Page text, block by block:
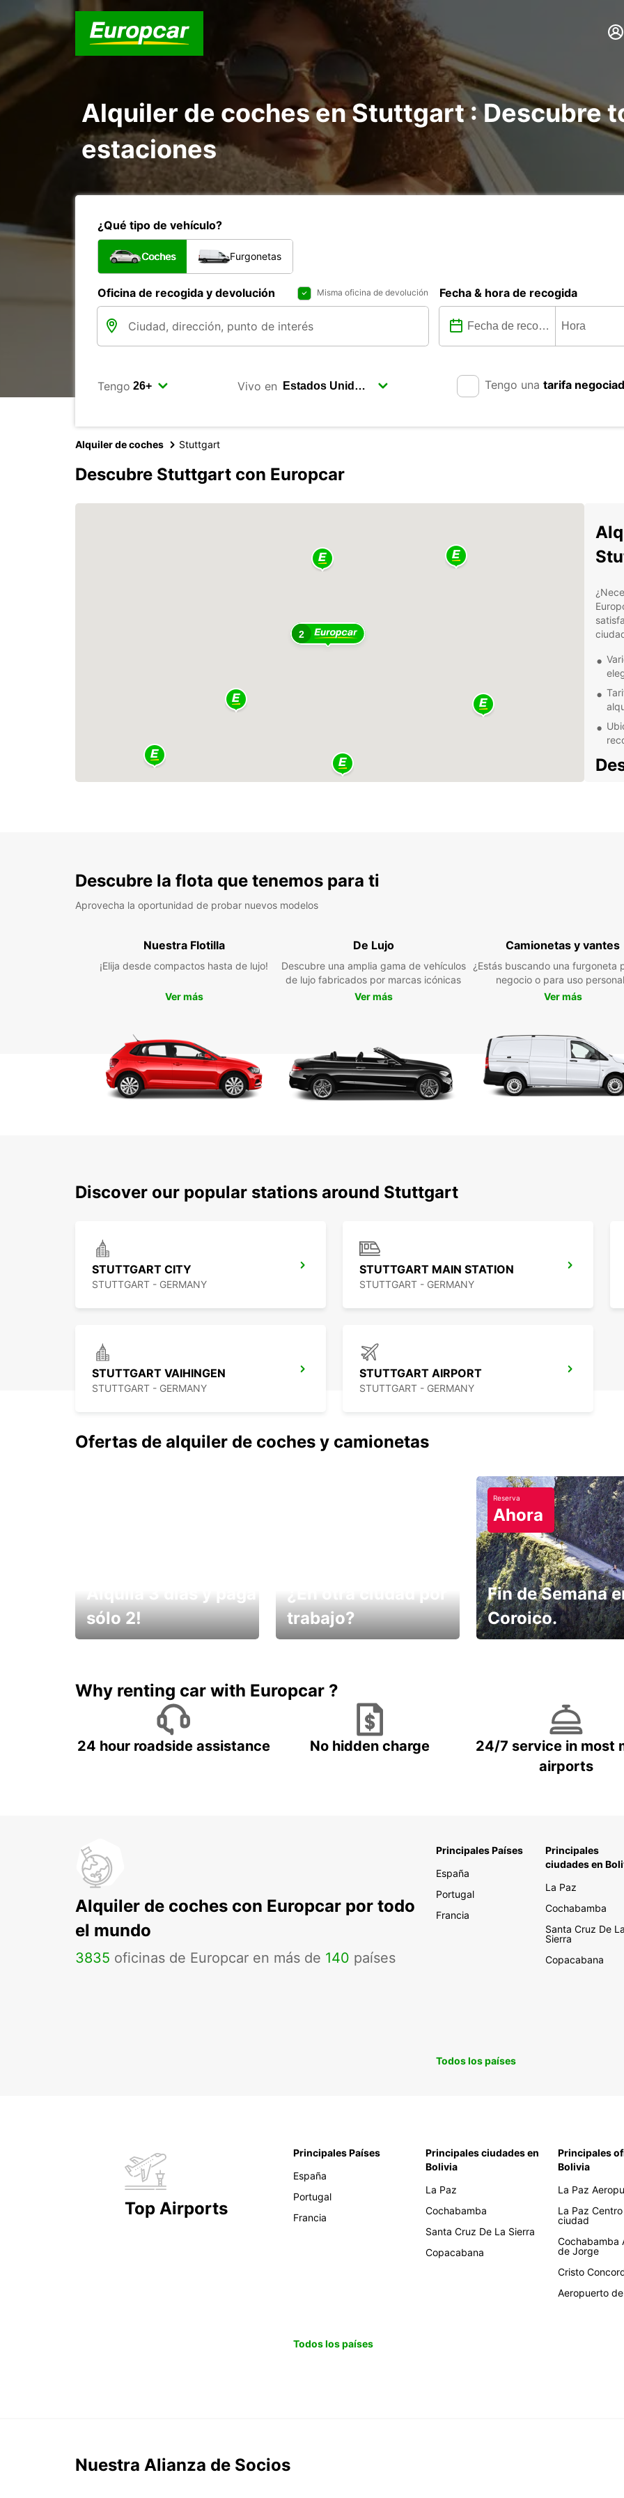
Alquiler de coches en Stuttgart : Descubre
estaciones
¿Qué tipo de vehículo?
Coches Furgonetas
Oficina de recogida y devolución Misma oficina de devolución Fecha & hora de recogida
Tengo Vivo en Tengo una tarifa
Alquiler de coches Stuttgart
Descubre Stuttgart con Europcar
2
No
Descubre la flota que tenemos para ti
Aprovecha la oportunidad de probar nuevos modelos
Nuestra Flotilla
¡Elija desde compactos hasta de lujo!
Ver más
De Lujo
Descubre una amplia gama de vehículos
de lujo fabricados por marcas icónicas
Ver más
Camionetas y vantes
¿Estás buscando una furgoneta
negocio o para uso
Ver más
Discover our popular stations around Stuttgart
STUTTGART CITY
STUTTGART - GERMANY
STUTTGART MAIN STATION
STUTTGART - GERMANY
STUTTGART VAIHINGEN
STUTTGART - GERMANY
STUTTGART AIRPORT
STUTTGART - GERMANY
Ofertas de alquiler de coches y camionetas
sólo 2!
trabajo?
Reserva
Ahora
Fin de Semana
Coroico.
Why renting car with Europcar ?
24 hour roadside assistance No hidden charge
24/7 service in most
airports
Alquiler de coches con Europcar por todo
el mundo
3835 oficinas de Europcar en más de 140 países
Principales Países
España
Portugal
Francia
Principales
ciudades en
La Paz
Cochabamba
Santa Cruz De La
Sierra
Copacabana
Todos los países
Top Airports
Principales Países
España
Portugal
Francia
Principales ciudades en
Bolivia
La Paz
Cochabamba
Santa Cruz De La Sierra
Copacabana
Principales
Bolivia
La Paz
La Paz
ciudad
Cochabamba
de Jorge
Cristo
Aeropuerto
Todos los países
Nuestra Alianza de Socios